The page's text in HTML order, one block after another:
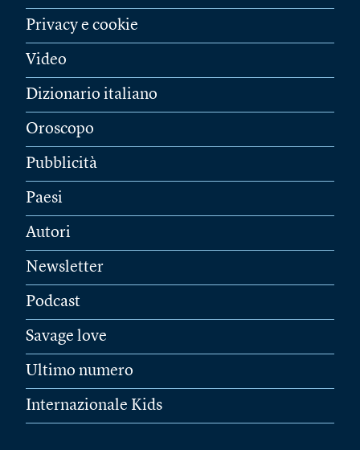
Privacy e cookie
Video
Dizionario italiano
Oroscopo
Pubblicità
Paesi
Autori
Newsletter
Podcast
Savage love
Ultimo numero
Internazionale Kids